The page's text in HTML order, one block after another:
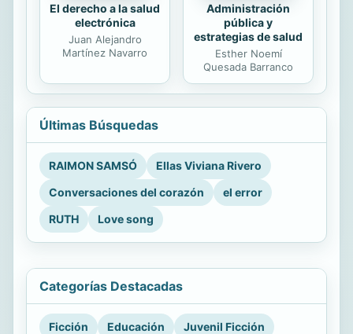
El derecho a la salud
electrónica
Juan Alejandro
Martínez Navarro
Administración
pública y
estrategias de salud
Esther Noemí
Quesada Barranco
Últimas Búsquedas
RAIMON SAMSÓ
Ellas Viviana Rivero
Conversaciones del corazón
el error
RUTH
Love song
Categorías Destacadas
Ficción Educación
Juvenil Ficción